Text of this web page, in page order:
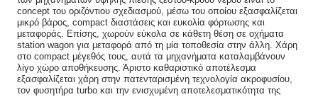
concept του οριζόντιου σχεδιασμού, μέσω του οποίου εξασφαλίζεται
μικρό βάρος, compact διαστάσεις και ευκολία φόρτωσης και
μεταφοράς. Επίσης, χωρούν εύκολα σε κάθετη θέση σε οχήματα
station wagon για μεταφορά από τη μία τοποθεσία στην άλλη. Χάρη
στο compact μέγεθός τους, αυτά τα μηχανήματα καταλαμβάνουν
λίγο χώρο αποθήκευσης. Άριστο καθαριστικό αποτέλεσμα
εξασφαλίζεται χάρη στην πατενταρισμένη τεχνολογία ακροφυσίου,
τον φυσητήρα turbo και την ενισχυμένη αποτελεσματικότητα της